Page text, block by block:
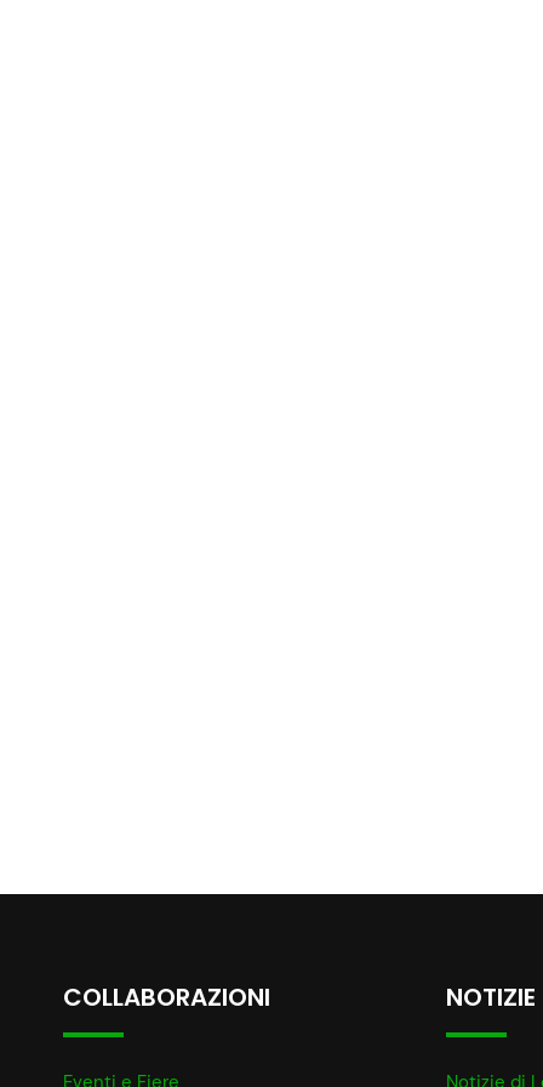
COLLABORAZIONI
Eventi e Fiere Notizie di